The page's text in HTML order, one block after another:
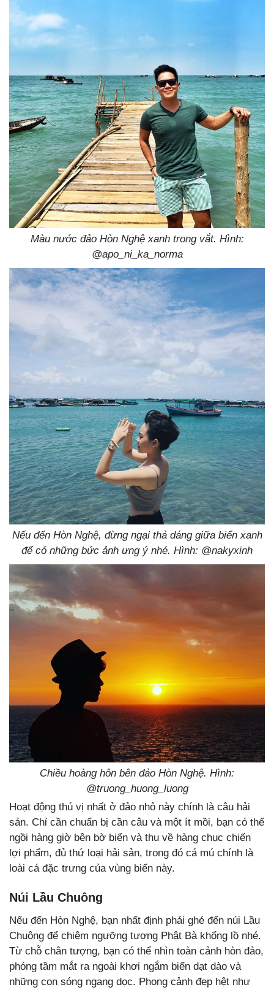
Màu nước đảo Hòn Nghệ xanh trong vắt. Hình:
@apo_ni_ka_norma
Nếu đến Hòn Nghệ, đừng ngại thả dáng giữa biển xanh
để có những bức ảnh ưng ý nhé. Hình: @nakyxinh
Chiều hoàng hôn bên đảo Hòn Nghệ. Hình:
@truong_huong_luong
Hoạt động thú vị nhất ở đảo nhỏ này chính là câu hải
sản. Chỉ cần chuẩn bị cần câu và một ít mồi, bạn có thể
ngồi hàng giờ bên bờ biển và thu về hàng chục chiến
lợi phẩm, đủ thứ loại hải sản, trong đó cá mú chính là
loài cá đặc trưng của vùng biển này.
Núi Lầu Chuông
Nếu đến Hòn Nghệ, bạn nhất định phải ghé đến núi Lầu
Chuông để chiêm ngưỡng tượng Phật Bà khổng lồ nhé.
Từ chỗ chân tượng, bạn có thể nhìn toàn cảnh hòn đảo,
phóng tầm mắt ra ngoài khơi ngắm biển dạt dào và
những con sóng ngang dọc. Phong cảnh đẹp hệt như